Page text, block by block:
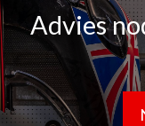
Advies